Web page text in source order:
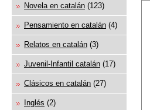
Novela en catalán (123)
Pensamiento en catalán (4)
Relatos en catalán (3)
Juvenil-Infantil catalán (17)
Clásicos en catalán (27)
Inglés (2)